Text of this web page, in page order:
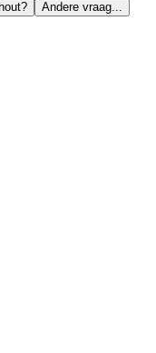
Andere vraag...